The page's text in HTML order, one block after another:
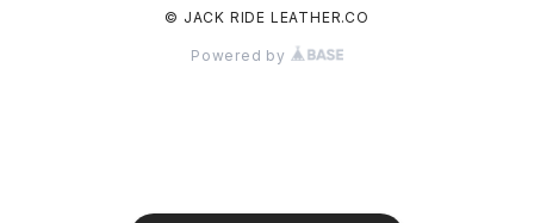
© JACK RIDE LEATHER.CO
Powered by